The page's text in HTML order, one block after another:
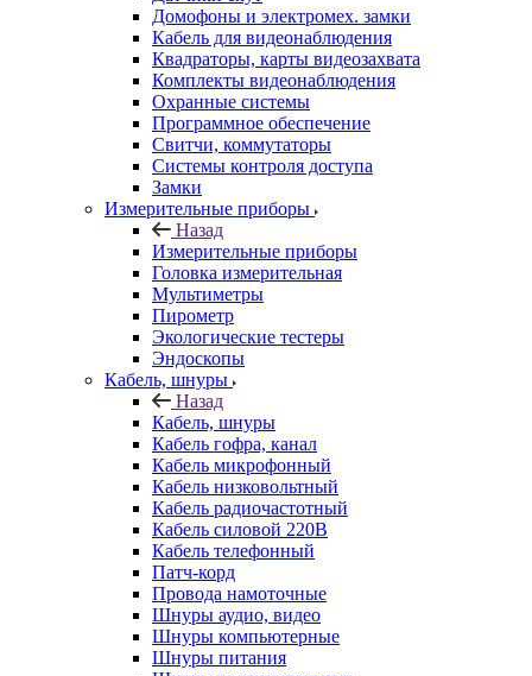
Домофоны и электромех. замки
Кабель для видеонаблюдения
Квадраторы, карты видеозахвата
Комплекты видеонаблюдения
Охранные системы
Программное обеспечение
Свитчи, коммутаторы
Системы контроля доступа
Замки
Измерительные приборы
Назад
Измерительные приборы
Головка измерительная
Мультиметры
Пирометр
Экологические тестеры
Эндоскопы
Кабель, шнуры
Назад
Кабель, шнуры
Кабель гофра, канал
Кабель микрофонный
Кабель низковольтный
Кабель радиочастотный
Кабель силовой 220В
Кабель телефонный
Патч-корд
Провода намоточные
Шнуры аудио, видео
Шнуры компьютерные
Шнуры питания